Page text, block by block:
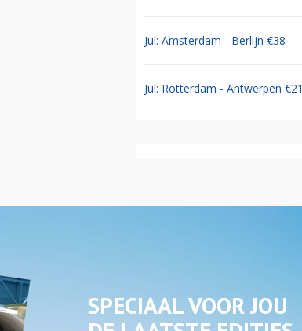
Jul: Amsterdam - Berlijn €38
Jul: Rotterdam - Antwerpen €21
SPECIAAL VOOR JOU